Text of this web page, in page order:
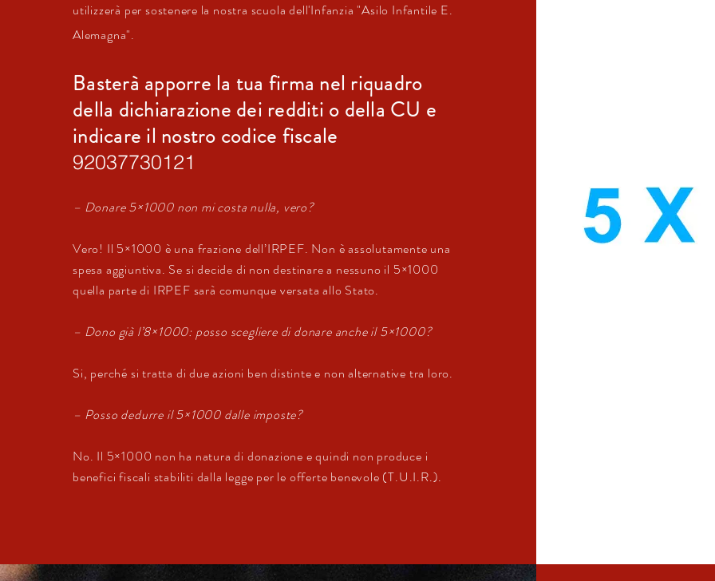
utilizzerà persostenere la nostra scuola dell'Infanzia "Asilo Infantile E.
Alemagna".
Basterà apporre la tua firma nel riquadro
della dichiarazione dei redditi o della CU e
indicare il nostro codice fiscale
92037730121
– Donare 5×1000 non mi costa nulla, vero?
Vero! Il 5×1000 è una frazione dell’IRPEF. Non è assolutamente una
spesa aggiuntiva. Se si decide di non destinare a nessuno il 5×1000
quella parte di IRPEF sarà comunque versata allo Stato.
– Dono già l’8×1000: posso scegliere di donare anche il 5×1000?
Si, perché si tratta di due azioni ben distinte e non alternative tra loro.
– Posso dedurre il 5×1000 dalle imposte?
No. Il 5×1000 non ha natura di donazione e quindi non produce i
benefici fiscali stabiliti dalla legge per le offerte benevole (T.U.I.R.).